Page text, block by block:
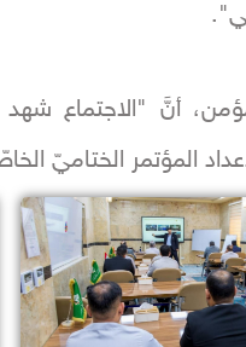
أنَّ "الاجتماع شهد
المؤتمر الختاميّ